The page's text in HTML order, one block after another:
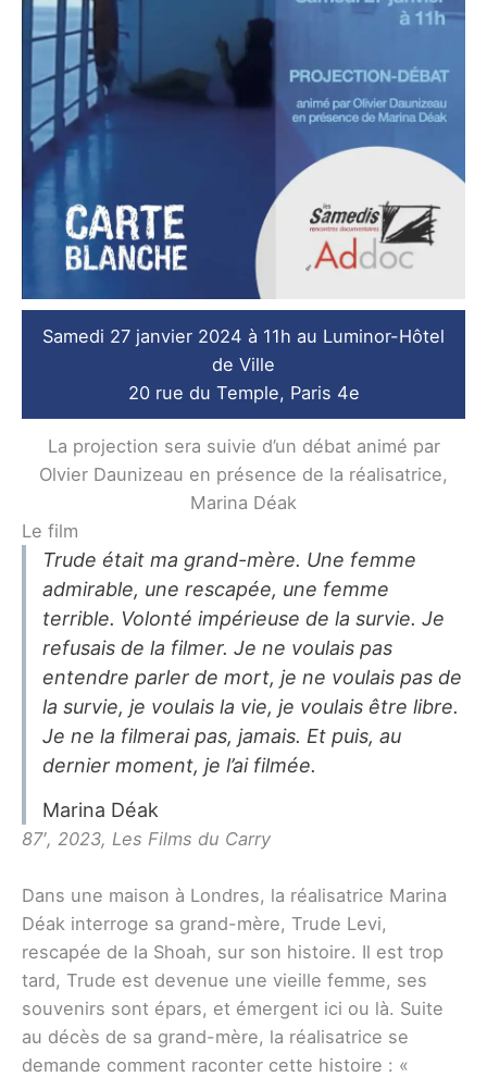
Samedi 27 janvier 2024 à 11h au Luminor-Hôtel
de Ville
20 rue du Temple, Paris 4e
La projection sera suivie d’un débat animé par
Olvier Daunizeau en présence de la réalisatrice,
Marina Déak
Le film
Trude était ma grand-mère. Une femme
admirable, une rescapée, une femme
terrible. Volonté impérieuse de la survie. Je
refusais de la filmer. Je ne voulais pas
entendre parler de mort, je ne voulais pas de
la survie, je voulais la vie, je voulais être libre.
Je ne la filmerai pas, jamais. Et puis, au
dernier moment, je l’ai filmée.
Marina Déak
87′, 2023, Les Films du Carry
Dans une maison à Londres, la réalisatrice Marina
Déak interroge sa grand-mère, Trude Levi,
rescapée de la Shoah, sur son histoire. Il est trop
tard, Trude est devenue une vieille femme, ses
souvenirs sont épars, et émergent ici ou là. Suite
au décès de sa grand-mère, la réalisatrice se
demande comment raconter cette histoire : «